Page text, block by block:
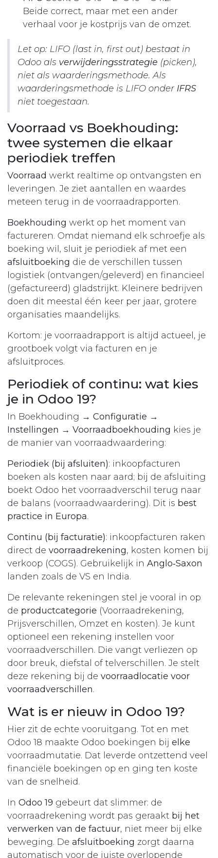
Beide correct, maar met een ander
verhaal voor je kostprijs van de omzet.
Let op: LIFO (last in, first out) bestaat in
Odoo als verwijderingsstrategie (picken),
niet als waarderingsmethode. Als
waarderingsmethode is LIFO onder IFRS
niet toegestaan.
Voorraad vs Boekhouding:
twee systemen die elkaar
periodiek treffen
Voorraad werkt realtime op ontvangsten en
leveringen. Je ziet aantallen en waardes
meteen terug in de voorraadrapporten.
Boekhouding werkt op het moment van
factureren. Omdat niemand elk schroefje als
boeking wil, sluit je periodiek af met een
afsluitboeking die de verschillen tussen
logistiek (ontvangen/geleverd) en financieel
(gefactureerd) gladstrijkt. Kleinere bedrijven
doen dit meestal één keer per jaar, grotere
organisaties maandelijks.
Kortom: je voorraadrapport is altijd actueel, je
grootboek volgt via facturen en je
afsluitproces.
Periodiek of continu: wat kies
je in Odoo 19?
In Boekhouding → Configuratie →
Instellingen → Voorraadboekhouding kies je
de manier van voorraadwaardering:
Periodiek (bij afsluiten): inkoopfacturen
boeken als kosten naar aard; bij de afsluiting
boekt Odoo het voorraadverschil terug naar
de balans (voorraadwaardering). Dit is best
practice in Europa.
Continu (bij facturatie): inkoopfacturen raken
direct de voorraadrekening, kosten komen bij
verkoop (COGS). Gebruikelijk in Anglo‑Saxon
landen zoals de VS en India.
De relevante rekeningen stel je vooral in op
de productcategorie (Voorraadrekening,
Prijsverschillen, Omzet en kosten). Je kunt
optioneel een rekening instellen voor
voorraadverschillen. Die vangt verliezen op
door breuk, diefstal of telverschillen. Je stelt
deze rekening bij de voorraadlocatie voor
voorraadverschillen.
Wat is er nieuw in Odoo 19?
Hier zit de echte vooruitgang. Tot en met
Odoo 18 maakte Odoo boekingen bij elke
voorraadmutatie. Dat leverde ontzettend veel
financiële boekingen op en ging ten koste
van de snelheid.
In Odoo 19 gebeurt dat slimmer: de
voorraadrekening wordt pas geraakt bij het
verwerken van de factuur, niet meer bij elke
beweging. De afsluitboeking zorgt daarna
automatisch voor de juiste overlopende